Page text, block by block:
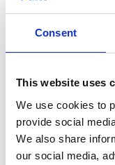
Consent
This website uses
We use cookies to
provide social
We also share
our social media,
Berggrunden i
Inlandsisen har
upp till toppen
naturreservatets
men mödan värt